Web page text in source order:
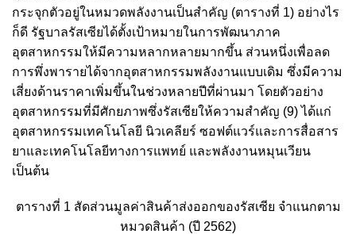
กระจุกตัวอยู่ในหมวดพลังงานเป็นสำคัญ (ตารางที่ 1) อย่างไร
ก็ดี รัฐบาลรัสเซียได้ตั้งเป้าหมายในการพัฒนาภาค
อุตสาหกรรมให้มีความหลากหลายมากขึ้น ส่วนหนึ่งเพื่อลด
การพึ่งพารายได้จากอุตสาหกรรมพลังงานแบบเดิม ซึ่งมีความ
เสี่ยงด้านราคาเพิ่มขึ้นในช่วงหลายปีที่ผ่านมา โดยตัวอย่าง
อุตสาหกรรมที่มีศักยภาพซึ่งรัสเซียให้ความสำคัญ (9)ได้แก่
อุตสาหกรรมเทคโนโลยี นิวเคลียร์ ซอฟต์แวร์และการสื่อสาร
ยาและเทคโนโลยีทางการแพทย์ และพลังงานหมุนเวียน
เป็นต้น
ตารางที่ 1 สัดส่วนมูลค่าสินค้าส่งออกของรัสเซีย จำแนกตาม
หมวดสินค้า (ปี 2562)